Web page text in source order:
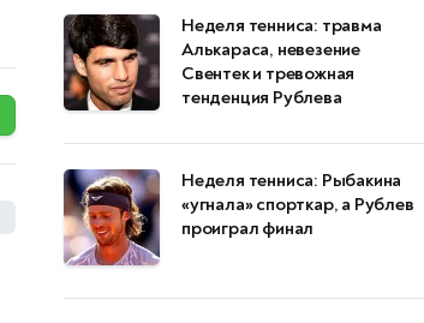
Неделя тенниса: травма
Алькараса, невезение
Свентек и тревожная
тенденция Рублева
Неделя тенниса: Рыбакина
«угнала» спорткар, а Рублев
проиграл финал